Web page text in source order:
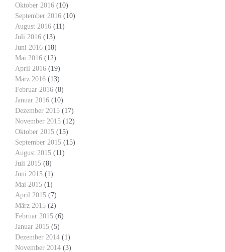
Oktober 2016 (10)
September 2016 (10)
August 2016 (11)
Juli 2016 (13)
Juni 2016 (18)
Mai 2016 (12)
April 2016 (19)
März 2016 (13)
Februar 2016 (8)
Januar 2016 (10)
Dezember 2015 (17)
November 2015 (12)
Oktober 2015 (15)
September 2015 (15)
August 2015 (11)
Juli 2015 (8)
Juni 2015 (1)
Mai 2015 (1)
April 2015 (7)
März 2015 (2)
Februar 2015 (6)
Januar 2015 (5)
Dezember 2014 (1)
November 2014 (3)